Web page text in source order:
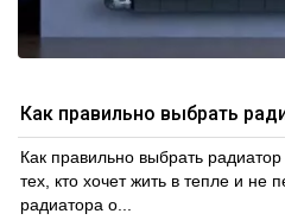
Как правильно выбрать
Как правильно выбрать
тех, кто хочет жить в тепле и не
радиатора о...